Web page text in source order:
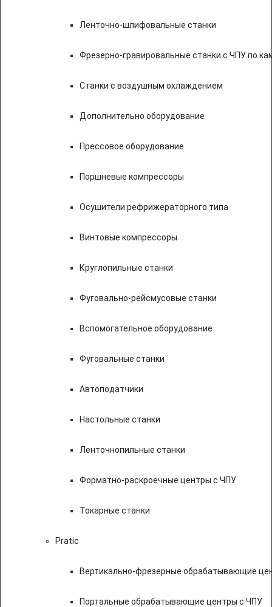
Ленточно-шлифовальные станки
Фрезерно-гравировальные станки с ЧПУ по
Станки с воздушным охлаждением
Дополнительно оборудование
Прессовое оборудование
Поршневые компрессоры
Осушители рефрижераторного типа
Винтовые компрессоры
Круглопильные станки
Фуговально-рейсмусовые станки
Вспомогательное оборудование
Фуговальные станки
Автоподатчики
Настольные станки
Ленточнопильные станки
Форматно-раскроечные центры с ЧПУ
Токарные станки
Pratic
Вертикально-фрезерные обрабатывающие
Портальные обрабатывающие центры с ЧПУ